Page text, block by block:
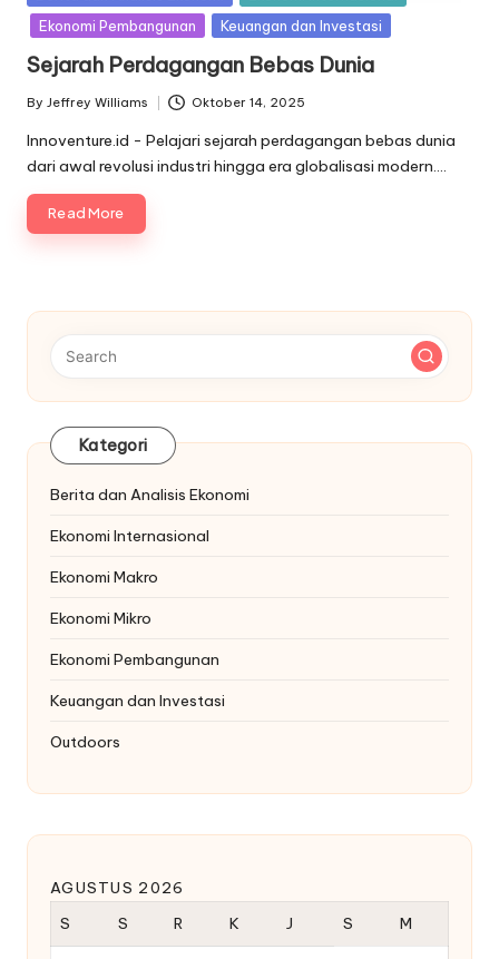
inEkonomi Pembangunan
Keuangan dan Investasi
Sejarah Perdagangan Bebas Dunia
Posted
by
By Jeffrey Williams Oktober 14, 2025
Innoventure.id - Pelajari sejarah perdagangan bebas dunia
dari awal revolusi industri hingga era globalisasi modern.…
Read More
Kategori
Berita dan Analisis Ekonomi
Ekonomi Internasional
Ekonomi Makro
Ekonomi Mikro
Ekonomi Pembangunan
Keuangan dan Investasi
Outdoors
AGUSTUS 2026
S
S R K J S M